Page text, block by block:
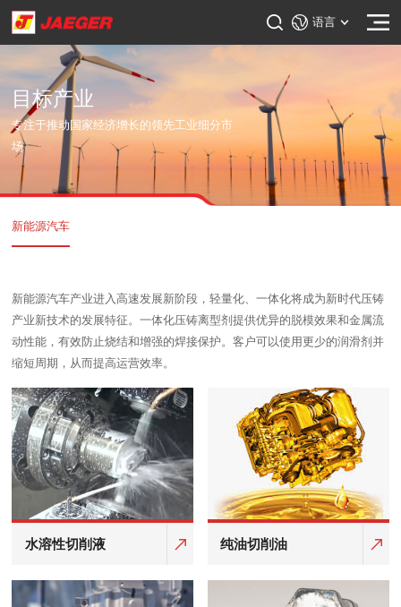
语言
目标产业
专注于推动国家经济增长的领先工业细分市
场
新能源汽车
新能源汽车产业进入高速发展新阶段，轻量化、一体化将成为新时代压铸
产业新技术的发展特征。一体化压铸离型剂提供优异的脱模效果和金属流
动性能，有效防止烧结和增强的焊接保护。客户可以使用更少的润滑剂并
缩短周期，从而提高运营效率。
水溶性切削液 纯油切削油